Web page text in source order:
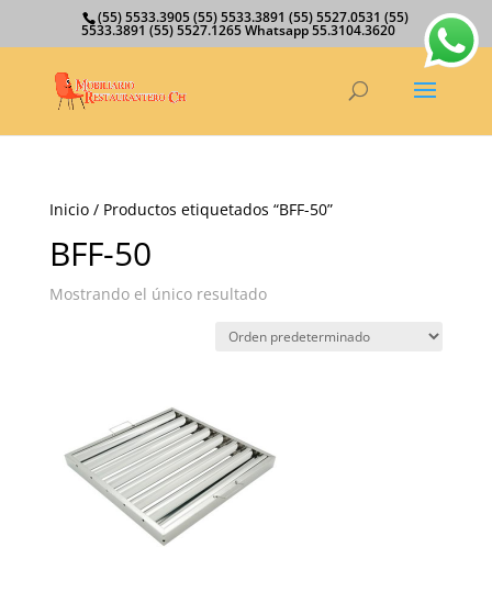
(55) 5533.3905 (55) 5533.3891 (55) 5527.0531 (55)
5533.3891 (55) 5527.1265 Whatsapp 55.3104.3620
Inicio/ Productos etiquetados “BFF-50”
BFF-50
Mostrando el único resultado